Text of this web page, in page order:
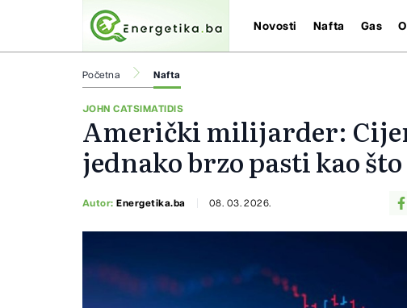
Novosti Nafta Gas
Početna Nafta
JOHN CATSIMATIDIS
Američki milijarder:
jednako brzo pasti kao
Autor:Energetika.ba 08. 03. 2026.